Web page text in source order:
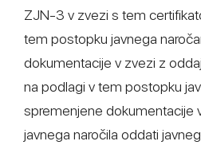
ZJN-3 v zvezi s tem
tem postopku javnega
dokumentacije v zvezi z
na podlagi v tem postopku
spremenjene dokumentacije
javnega naročila oddati